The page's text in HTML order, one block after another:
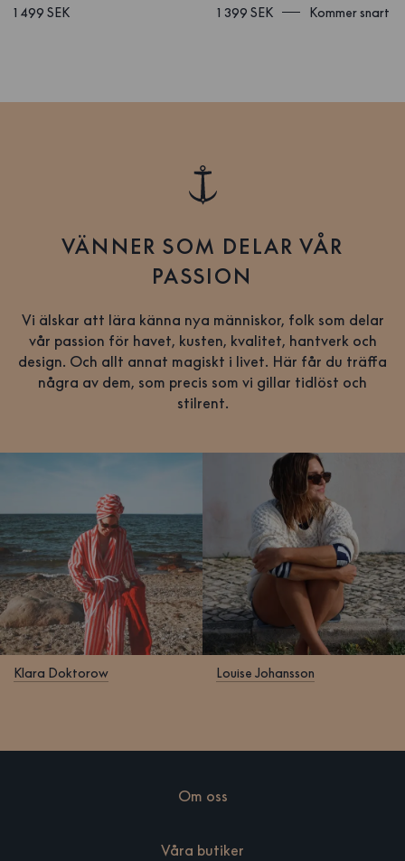
1 499 SEK
1 399 SEK
Kommer snart
VÄNNER SOM DELAR VÅR
PASSION
Vi älskar att lära känna nya människor, folk som delar
vår passion för havet, kusten, kvalitet, hantverk och
design. Och allt annat magiskt i livet. Här får du träffa
några av dem, som precis som vi gillar tidlöst och
stilrent.
Klara Doktorow Louise Johansson
Om oss
Våra butiker